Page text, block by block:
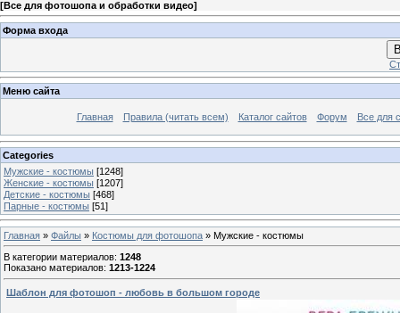
[Все для фотошопа и обработки видео]
Форма входа
Меню сайта
Главная Правила (читать всем) Каталог сайтов Форум Все для
Categories
Мужские - костюмы [1248]
Женские - костюмы [1207]
Детские - костюмы [468]
Парные - костюмы [51]
Главная » Файлы » Костюмы для фотошопа » Мужские - костюмы
В категории материалов: 1248
Показано материалов: 1213-1224
Шаблон для фотошоп - любовь в большом городе